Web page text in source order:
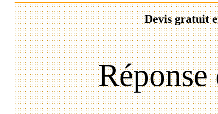
Devis gratuit